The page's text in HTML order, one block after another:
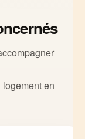
logement en